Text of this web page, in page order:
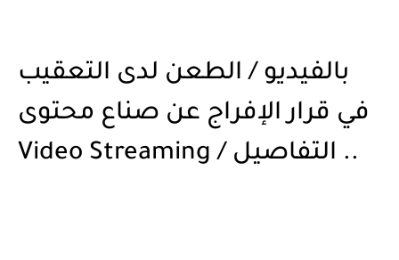
بالفيديو / الطعن لدى التعقيب
في قرار الإفراج عن صناع محتوى
.. التفاصيل / Video Streaming